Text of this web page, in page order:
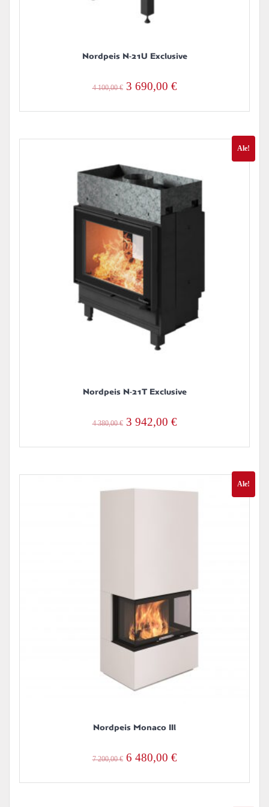
Nordpeis N-21U Exclusive
4 100,00€ Alkuperäinen
4
3 690,00 €Nykyinen
3
Ale!
Nordpeis N-21T Exclusive
4 380,00€ Alkuperäinen
4
380,00 €.
3 942,00 €Nykyinen
3
942,00 €.
Ale!
Nordpeis Monaco IIl
7 200,00€ Alkuperäinen
6 480,00 €Nykyinen